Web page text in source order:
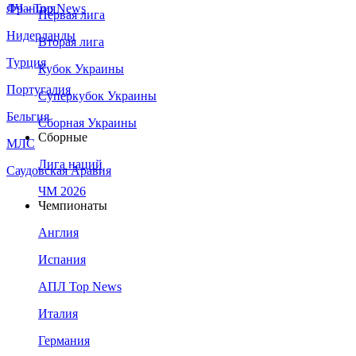
Франция
Нидерланды
Турция
Португалия
Бельгия
МЛС
Саудовская Аравия
ЛЧ - Top News
Первая лига
Вторая лига
Кубок Украины
Суперкубок Украины
Сборная Украины
Сборные
Лига наций
ЧМ 2026
Чемпионаты
Англия
Испания
АПЛ Top News
Италия
Германия